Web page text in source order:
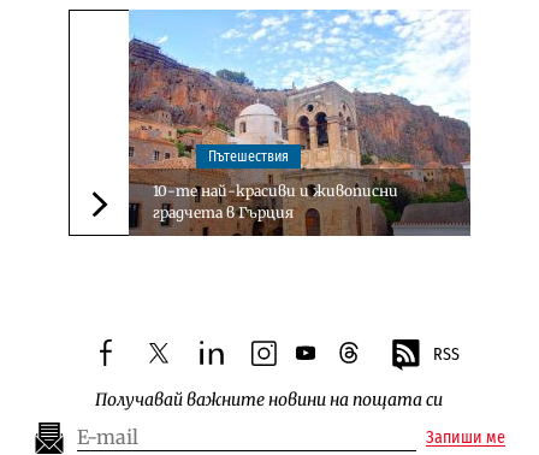
Следваща новина
Пътешествия
10-те най-красиви и живописни
градчета в Гърция
facebooktwitterlinkedininstagram
youtubethreads RSS
Получавай важните новини на пощата си
Запиши ме